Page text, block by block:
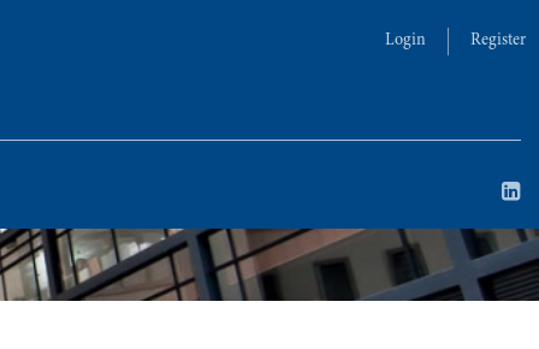
Login Register